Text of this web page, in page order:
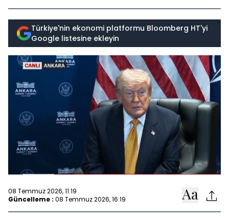
Türkiye'nin ekonomi platformu Bloomberg HT'yi
Google listesine ekleyin
08 Temmuz 2026, 11:19
Güncelleme : 08 Temmuz 2026, 16:19